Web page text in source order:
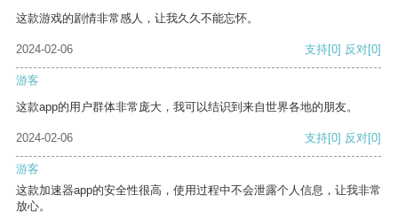
这款游戏的剧情非常感人，让我久久不能忘怀。
2024-02-06 支持[0] 反对[0]
游客
这款app的用户群体非常庞大，我可以结识到来自世界各地的朋友。
2024-02-06 支持[0] 反对[0]
游客
这款加速器app的安全性很高，使用过程中不会泄露个人信息，让我非常
放心。